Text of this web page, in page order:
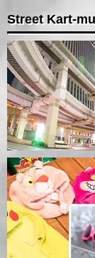
Street Kart-